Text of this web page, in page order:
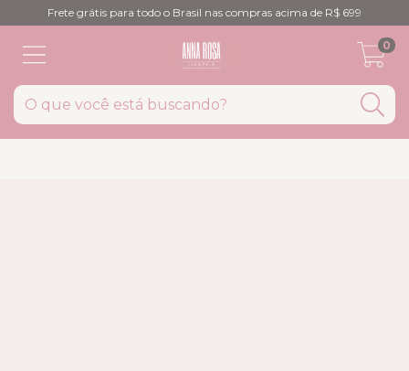
Frete grátis para todo o Brasil nas compras acima de R$ 699
0